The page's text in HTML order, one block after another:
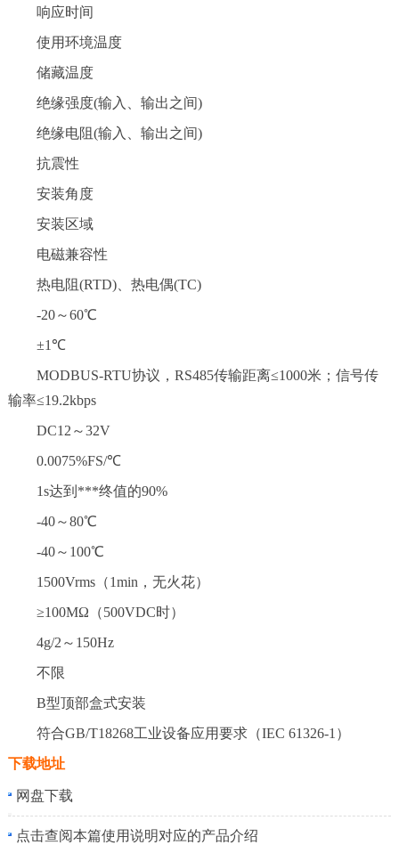
响应时间
使用环境温度
储藏温度
绝缘强度(输入、输出之间)
绝缘电阻(输入、输出之间)
抗震性
安装角度
安装区域
电磁兼容性
热电阻(RTD)、热电偶(TC)
-20～60℃
±1℃
MODBUS-RTU协议，RS485传输距离≤1000米；信号传
输率≤19.2kbps
DC12～32V
0.0075%FS/℃
1s达到***终值的90%
-40～80℃
-40～100℃
1500Vrms（1min，无火花）
≥100MΩ（500VDC时）
4g/2～150Hz
不限
B型顶部盒式安装
符合GB/T18268工业设备应用要求（IEC 61326-1）
下载地址
网盘下载
点击查阅本篇使用说明对应的产品介绍